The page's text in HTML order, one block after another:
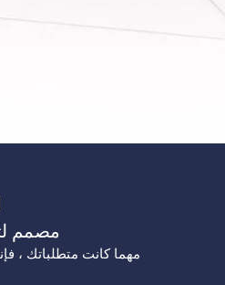
مصمم
مهما كانت متطلباتك ،